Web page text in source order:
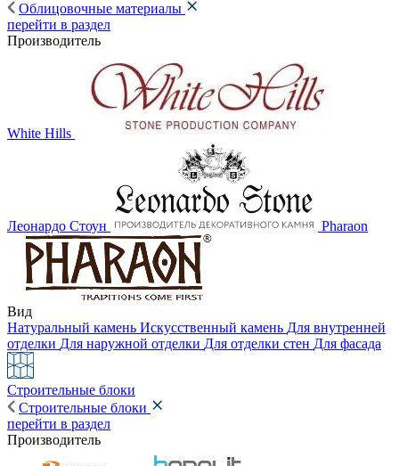
Облицовочные материалы
перейти в раздел
Производитель
White Hills
Леонардо Стоун Pharaon
Вид
Натуральный камень Искусственный камень Для внутренней
отделки Для наружной отделки Для отделки стен Для фасада
Строительные блоки
Строительные блоки
перейти в раздел
Производитель